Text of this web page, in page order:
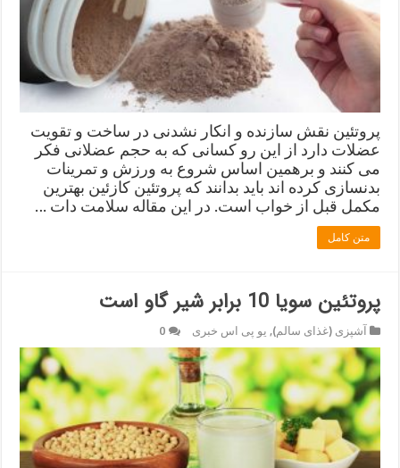
پروتئین نقش سازنده و انکار نشدنی در ساخت و تقویت
عضلات دارد از این رو کسانی که به حجم عضلانی فکر
می کنند و برهمین اساس شروع به ورزش و تمرینات
بدنسازی کرده اند باید بدانند که پروتئین کازئین بهترین
مکمل قبل از خواب است. در این مقاله سلامت دات …
متن کامل
پروتئین سویا 10 برابر شير گاو است
آشپزی (غذای سالم), یو پی اس خبری 0